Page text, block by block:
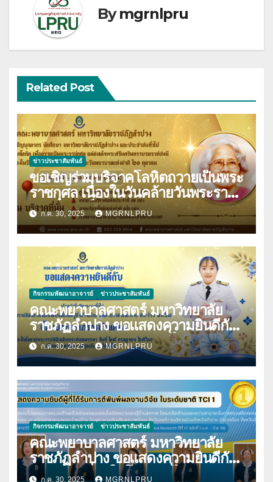
Bymgrnlpru
Related Post
ข่าวประชาสัมพันธ์
ขอเชิญร่วมบริจาคโลหิตถวายเป็นพระ
ราชกุศล เนื่องในวันคล้ายวันพระราช
สมภพสมเด็จพระศรีนครินทราบรม
ราชชนนี และวันพยาบาลแห่งชาติ 21
ตุลาคม 2568
ก.ค. 30, 2025 MGRNLPRU
กิจกรรมพัฒนาอาจารย์ ข่าวประชาสัมพันธ์
คณะพยาบาลศาสตร์ มหาวิทยาลัย
ราชภัฏลำปาง ขอแสดงความยินดีกับ
นางมนันญา สายปินตา ที่ได้รับ
พระราชทานเครื่องราชอิสริยาภรณ์
ก.ค. 30, 2025 MGRNLPRU
กิจกรรมพัฒนาอาจารย์ ข่าวประชาสัมพันธ์
คณะพยาบาลศาสตร์ มหาวิทยาลัย
ราชภัฏลำปาง ขอแสดงความยินดีกับ
บุคลากร เนื่องในโอกาสที่ได้รับการตี
ก.ค. 30, 2025 MGRNLPRU